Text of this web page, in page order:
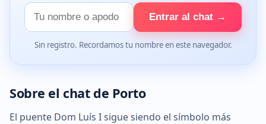
Tu
nombre
Entrar al chat →
Sin registro. Recordamos tu nombre en este navegador.
Sobre el chat de Porto
El puente Dom Luís I sigue siendo el símbolo más